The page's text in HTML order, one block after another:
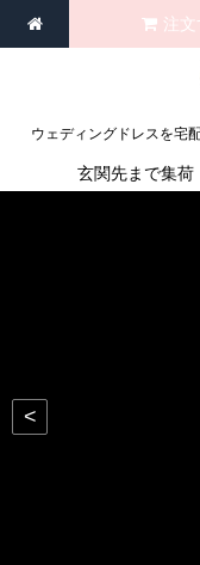
ウェディングドレスを宅
注文
玄関先まで集
<